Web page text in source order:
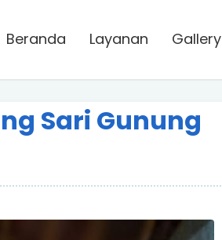
Beranda Layanan Gallery
Sari Gunung